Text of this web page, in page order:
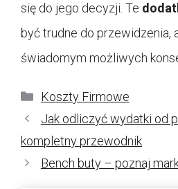
się do jego decyzji. Te
być trudne do przewidzenia,
świadomym możliwych
Kategorie
Koszty Firmowe
Jak odliczyć wydatki od
kompletny przewodnik
Bench buty – poznaj